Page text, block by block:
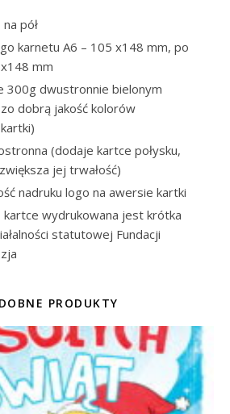
pół
karnetu A6 – 105 x148 mm, po
mm
300g dwustronnie bielonym
dobrą jakość kolorów
(dodaje kartce połysku,
jej trwałość)
nadruku logo na awersie kartki
kartce wydrukowana jest krótka
statutowej Fundacji
PRODUKTY